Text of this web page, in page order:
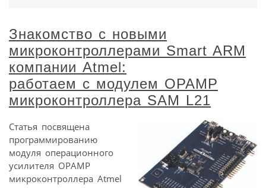
Знакомство с новыми
микроконтроллерами Smart ARM
компании Atmel:
работаем с модулем ОРАМР
микроконтроллера SAM L21
Статья посвящена
программированию
модуля операционного
усилителя ОРАМР
микроконтроллера Atmel